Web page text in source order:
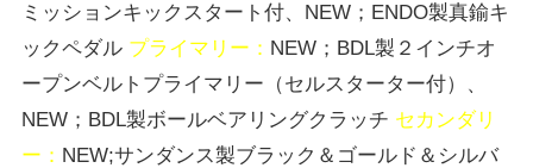
ミッションキックスタート付、NEW；ENDO製真鍮キ
ックペダル プライマリー： NEW；BDL製２インチオ
ープンベルトプライマリー（セルスターター付）、
NEW；BDL製ボールベアリングクラッチ セカンダリ
ー： NEW;サンダンス製ブラック＆ゴールド＆シルバ